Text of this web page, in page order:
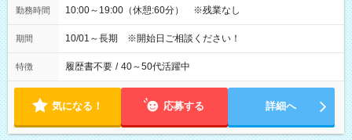
勤務時間 10:00～19:00（休憩:60分） ※残業なし
期間 10/01～長期 ※開始日ご相談ください！
特徴 履歴書不要 / 40～50代活躍中
気になる！ 応募する 詳細へ